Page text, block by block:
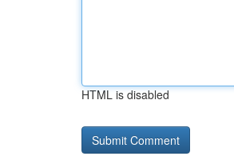
HTML is disabled